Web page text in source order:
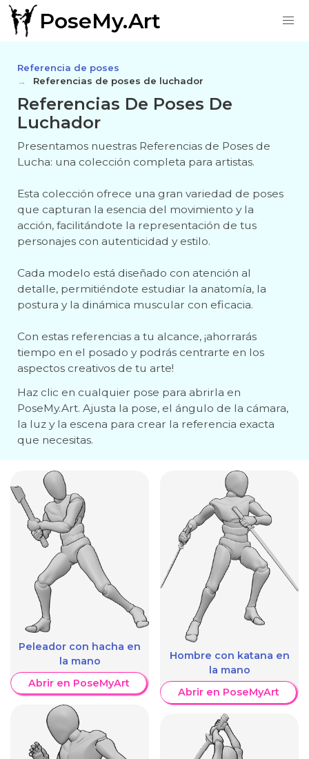
PoseMy.Art
Referencia de poses
Referencias de poses de luchador
Referencias De Poses De
Luchador
Presentamos nuestras Referencias de Poses de
Lucha: una colección completa para artistas.
Esta colección ofrece una gran variedad de poses
que capturan la esencia del movimiento y la
acción, facilitándote la representación de tus
personajes con autenticidad y estilo.
Cada modelo está diseñado con atención al
detalle, permitiéndote estudiar la anatomía, la
postura y la dinámica muscular con eficacia.
Con estas referencias a tu alcance, ¡ahorrarás
tiempo en el posado y podrás centrarte en los
aspectos creativos de tu arte!
Haz clic en cualquier pose para abrirla en
PoseMy.Art. Ajusta la pose, el ángulo de la cámara,
la luz y la escena para crear la referencia exacta
que necesitas.
Peleador con hacha en
la mano
Abrir en PoseMyArt
Hombre con katana en
la mano
Abrir en PoseMyArt